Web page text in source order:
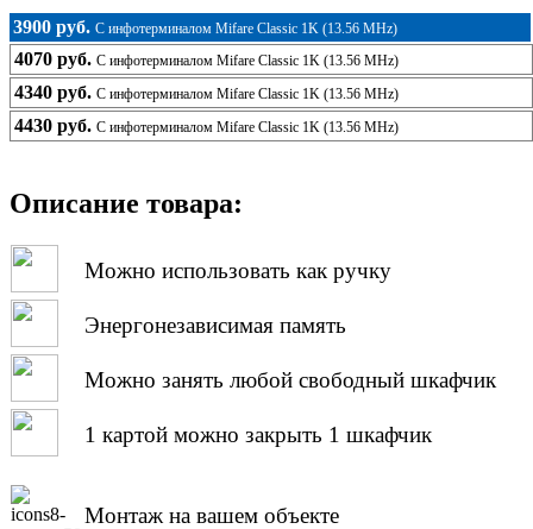
3900 руб. С инфотерминалом Mifare Classic 1K (13.56 MHz)
4070 руб. С инфотерминалом Mifare Classic 1K (13.56 MHz)
4340 руб. С инфотерминалом Mifare Classic 1K (13.56 MHz)
4430 руб. С инфотерминалом Mifare Classic 1K (13.56 MHz)
Описание товара:
Можно использовать как ручку
Энергонезависимая память
Можно занять любой свободный шкафчик
1 картой можно закрыть 1 шкафчик
Монтаж на вашем объекте